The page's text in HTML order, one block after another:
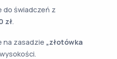
do świadczeń z
zł.
na zasadzie „złotówka